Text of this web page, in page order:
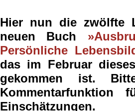
Hier nun die zwölfte
neuen Buch
Persönliche
das im Februar
gekommen ist.
Einschätzungen.